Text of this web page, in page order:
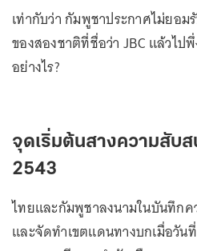
เท่ากับว่า กัมพูชาประกาศไม่ยอ
ของสองชาติที่ชื่อว่า JBC แล้วไป
อย่างไร?
จุดเริ่มต้นสางความสับส
2543
ไทยและกัมพูชาลงนามในบันทึกค
และจัดทำเขตแดนทางบกเมื่อวัน